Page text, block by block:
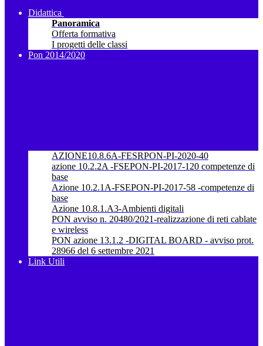
Didattica
Panoramica
Offerta formativa
I progetti delle classi
Pon 2014/2020
AZIONE10.8.6A-FESRPON-PI-2020-40
azione 10.2.2A -FSEPON-PI-2017-120 competenze di
base
Azione 10.2.1A-FSEPON-PI-2017-58 -competenze di
base
Azione 10.8.1.A3-Ambienti digitali
PON avviso n. 20480/2021-realizzazione di reti cablate
e wireless
PON azione 13.1.2 -DIGITAL BOARD - avviso prot.
28966 del 6 settembre 2021
Link Utili